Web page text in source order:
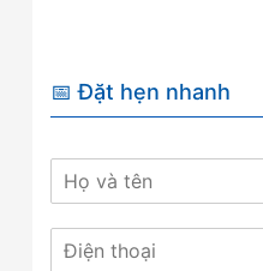
📅 Đặt hẹn nhanh